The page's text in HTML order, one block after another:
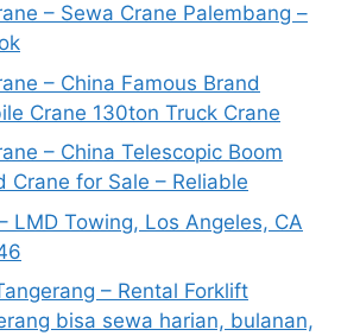
– Sewa Crane Palembang –
– China Famous Brand
Crane 130ton Truck Crane
– China Telescopic Boom
Crane for Sale – Reliable
LMD Towing, Los Angeles, CA
– Rental Forklift
bisa sewa harian, bulanan,